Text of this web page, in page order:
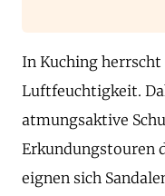
In Kuching
Luftfeuchtigkeit.
atmungsaktive
Erkundungstouren
eignen sich